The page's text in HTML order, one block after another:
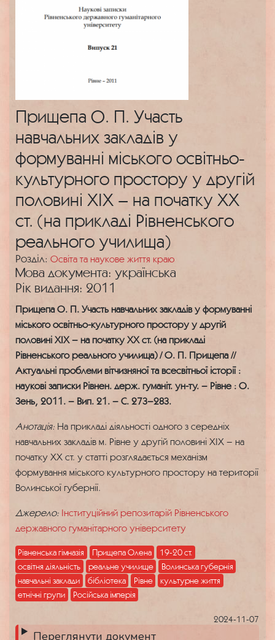
Прищепа О. П. Участь
навчальних закладів у
формуванні міського освітньо-
культурного простору у другій
половині ХІХ – на початку ХХ
ст. (на прикладі Рівненського
реального училища)
Розділ: Освіта та наукове життя краю
Мова документа: українська
Рік видання: 2011
Прищепа О. П. Участь навчальних закладів у формуванні
міського освітньо-культурного простору у другій
половині ХІХ – на початку ХХ ст. (на прикладі
Рівненського реального училища) / О. П. Прищепа //
Актуальні проблеми вітчизняної та всесвітньої історії :
наукові записки Рівнен. держ. гуманіт. ун-ту. – Рівне : О.
Зень, 2011. – Вип. 21. – С. 273–283.
Анотація: На прикладі діяльності одного з середніх
навчальних закладів м. Рівне у другій половині ХІХ – на
початку ХХ ст. у статті розглядається механізм
формування міського культурного простору на території
Волинської губернії.
Джерело: Інституційний репозитарій Рівненського
державного гуманітарного університету
Рівненська гімназія Прищепа Олена
19-20 ст.
освітня діяльність
реальне училище
Волинська губернія
навчальні заклади
бібліотека Рівне
культурне життя
етнічні групи
Російська імперія
2024-11-07
Переглянути документ